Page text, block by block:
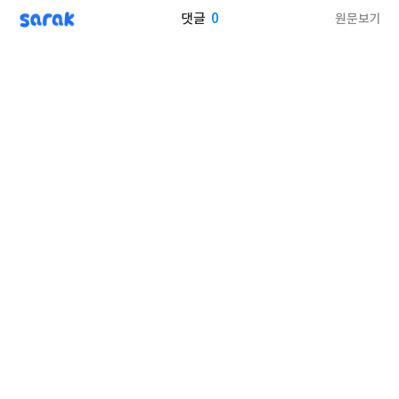
sarak 댓글 0 원문보기